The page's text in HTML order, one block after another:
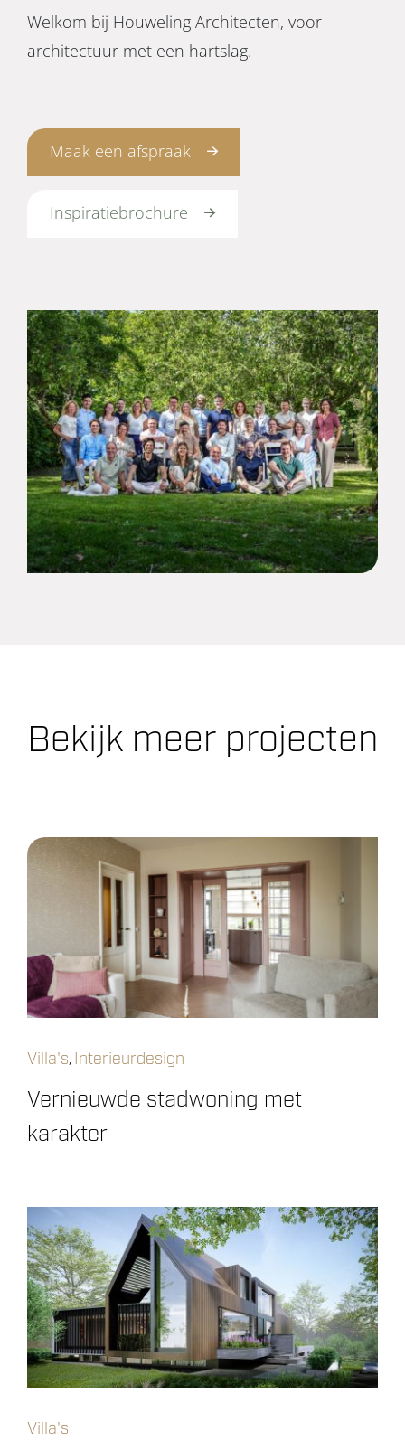
Welkom bij Houweling Architecten, voor
architectuur met een hartslag.
Maak een afspraak
Inspiratiebrochure
Bekijk meer projecten
Vernieuwde stadwoning met
karakter
Villa's, Interieurdesign
Villa's